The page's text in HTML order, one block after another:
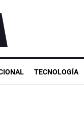
TECNOLOGÍA